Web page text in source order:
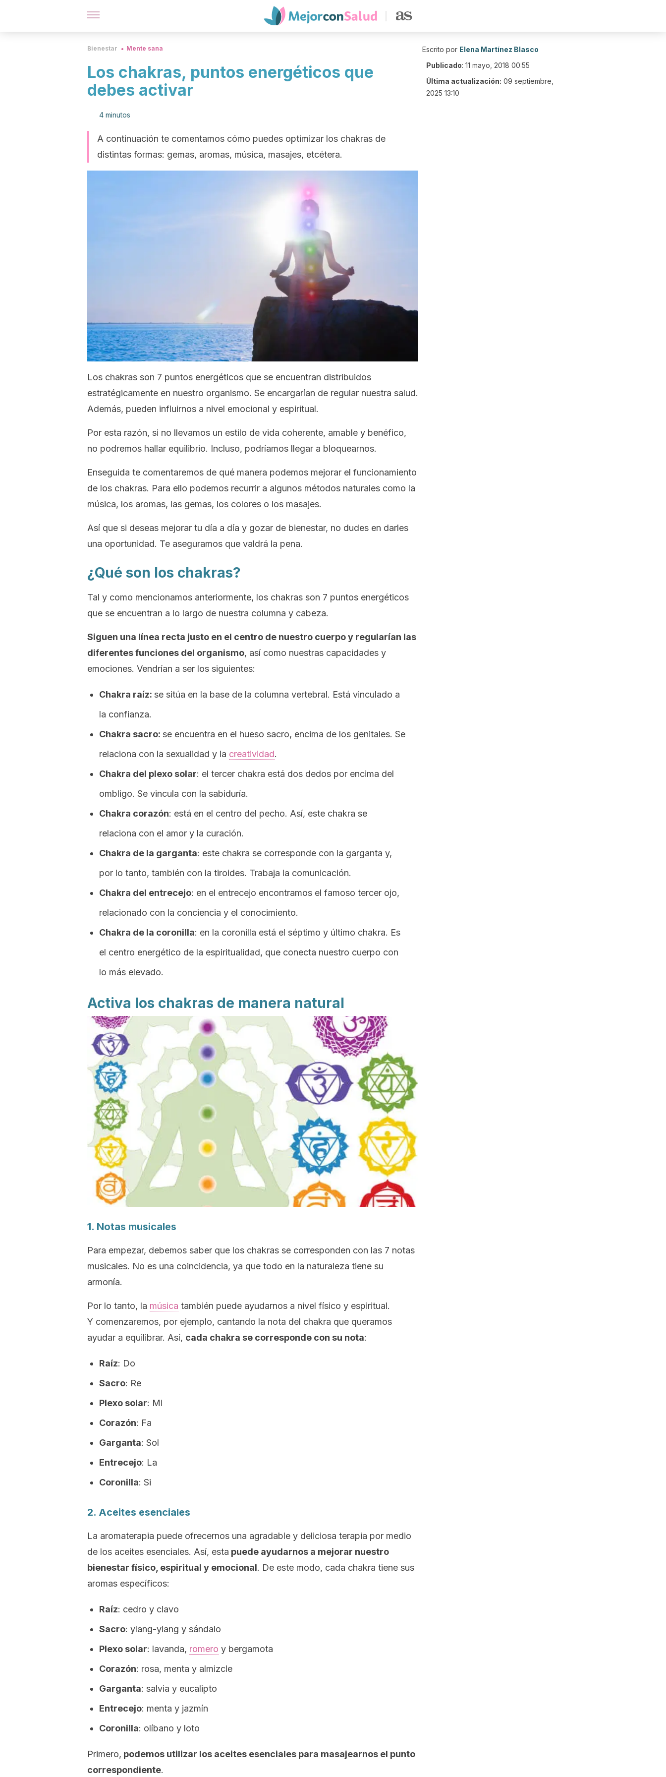
Bienestar Mente sana
Los chakras, puntos energéticos que
debes activar
4 minutos
A continuación te comentamos cómo puedes optimizar los chakras de
distintas formas: gemas, aromas, música, masajes, etcétera.
Los chakras son 7 puntos energéticos que se encuentran distribuidos
estratégicamente en nuestro organismo. Se encargarían de regular nuestra salud.
Además, pueden influirnos a nivel emocional y espiritual.
Por esta razón, si no llevamos un estilo de vida coherente, amable y benéfico,
no podremos hallar equilibrio. Incluso, podríamos llegar a bloquearnos.
Enseguida te comentaremos de qué manera podemos mejorar el funcionamiento
de los chakras. Para ello podemos recurrir a algunos métodos naturales como la
música, los aromas, las gemas, los colores o los masajes.
Así que si deseas mejorar tu día a día y gozar de bienestar, no dudes en darles
una oportunidad. Te aseguramos que valdrá la pena.
¿Qué son los chakras?
Tal y como mencionamos anteriormente, los chakras son 7 puntos energéticos
que se encuentran a lo largo de nuestra columna y cabeza.
Siguen una línea recta justo en el centro de nuestro cuerpo y regularían las
diferentes funciones del organismo, así como nuestras capacidades y
emociones. Vendrían a ser los siguientes:
Chakra raíz: se sitúa en la base de la columna vertebral. Está vinculado a
la confianza.
Chakra sacro: se encuentra en el hueso sacro, encima de los genitales. Se
relaciona con la sexualidad y la creatividad.
Chakra del plexo solar: el tercer chakra está dos dedos por encima del
ombligo. Se vincula con la sabiduría.
Chakra corazón: está en el centro del pecho. Así, este chakra se
relaciona con el amor y la curación.
Chakra de la garganta: este chakra se corresponde con la garganta y,
por lo tanto, también con la tiroides. Trabaja la comunicación.
Chakra del entrecejo: en el entrecejo encontramos el famoso tercer ojo,
relacionado con la conciencia y el conocimiento.
Chakra de la coronilla: en la coronilla está el séptimo y último chakra. Es
el centro energético de la espiritualidad, que conecta nuestro cuerpo con
lo más elevado.
Activa los chakras de manera natural
1. Notas musicales
Para empezar, debemos saber que los chakras se corresponden con las 7 notas
musicales. No es una coincidencia, ya que todo en la naturaleza tiene su
armonía.
Por lo tanto, la música también puede ayudarnos a nivel físico y espiritual.
Y comenzaremos, por ejemplo, cantando la nota del chakra que queramos
ayudar a equilibrar. Así, cada chakra se corresponde con su nota:
Raíz: Do
Sacro: Re
Plexo solar: Mi
Corazón: Fa
Garganta: Sol
Entrecejo: La
Coronilla: Si
2. Aceites esenciales
La aromaterapia puede ofrecernos una agradable y deliciosa terapia por medio
de los aceites esenciales. Así, esta puede ayudarnos a mejorar nuestro
bienestar físico, espiritual y emocional. De este modo, cada chakra tiene sus
aromas específicos:
Raíz: cedro y clavo
Sacro: ylang-ylang y sándalo
Plexo solar: lavanda, romero y bergamota
Corazón: rosa, menta y almizcle
Garganta: salvia y eucalipto
Entrecejo: menta y jazmín
Coronilla: olíbano y loto
Primero, podemos utilizar los aceites esenciales para masajearnos el punto
correspondiente.
Escrito por Elena Martínez Blasco
Publicado: 11 mayo, 2018 00:55
Última actualización: 09 septiembre,
2025 13:10